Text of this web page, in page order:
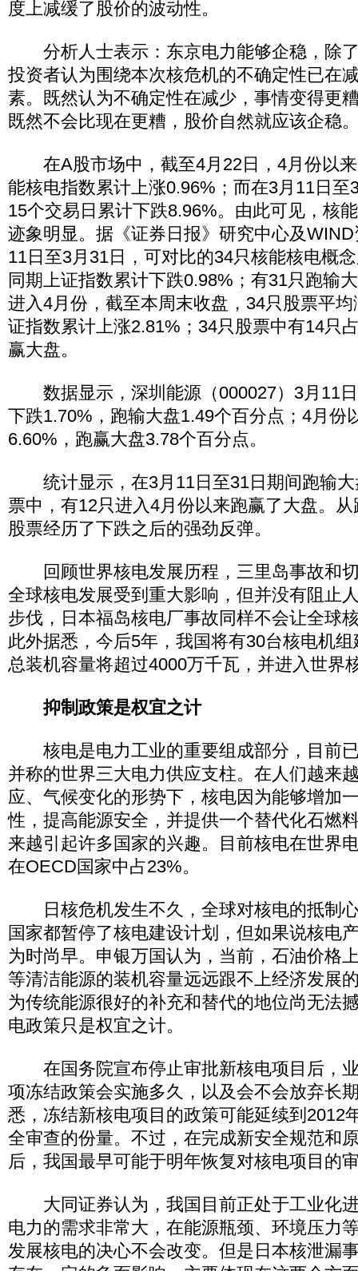
度上减缓了股价的波动性。
分析人士表示：东京电力能够企稳，除
投资者认为围绕本次核危机的不确定性已在
素。既然认为不确定性在减少，事情变得更
既然不会比现在更糟，股价自然就应该企稳
在A股市场中，截至4月22日，4月份以来
能核电指数累计上涨0.96%；而在3月11日至
15个交易日累计下跌8.96%。由此可见，核
迹象明显。据《证券日报》研究中心及
11日至3月31日，可对比的34只核能核电概
同期上证指数累计下跌0.98%；有31只跑输
进入4月份，截至本周末收盘，34只股票平
证指数累计上涨2.81%；34只股票中有14只
赢大盘。
数据显示，深圳能源（000027）3月11日
下跌1.70%，跑输大盘1.49个百分点；4月份
6.60%，跑赢大盘3.78个百分点。
统计显示，在3月11日至31日期间跑输大
票中，有12只进入4月份以来跑赢了大盘。
股票经历了下跌之后的强劲反弹。
回顾世界核电发展历程，三里岛事故和
全球核电发展受到重大影响，但并没有阻止
步伐，日本福岛核电厂事故同样不会让全球
此外据悉，今后5年，我国将有30台核电机
总装机容量将超过4000万千瓦，并进入世界
抑制政策是权宜之计
核电是电力工业的重要组成部分，目前
并称的世界三大电力供应支柱。在人们越来
应、气候变化的形势下，核电因为能够增加
性，提高能源安全，并提供一个替代化石燃
来越引起许多国家的兴趣。目前核电在世界
在OECD国家中占23%。
日核危机发生不久，全球对核电的抵制
国家都暂停了核电建设计划，但如果说核电
为时尚早。申银万国认为，当前，石油价格
等清洁能源的装机容量远远跟不上经济发展
为传统能源很好的补充和替代的地位尚无法
电政策只是权宜之计。
在国务院宣布停止审批新核电项目后，
项冻结政策会实施多久，以及会不会放弃长
悉，冻结新核电项目的政策可能延续到2012
全审查的份量。不过，在完成新安全规范和
后，我国最早可能于明年恢复对核电项目的
大同证券认为，我国目前正处于工业化
电力的需求非常大，在能源瓶颈、环境压力
发展核电的决心不会改变。但是日本核泄漏